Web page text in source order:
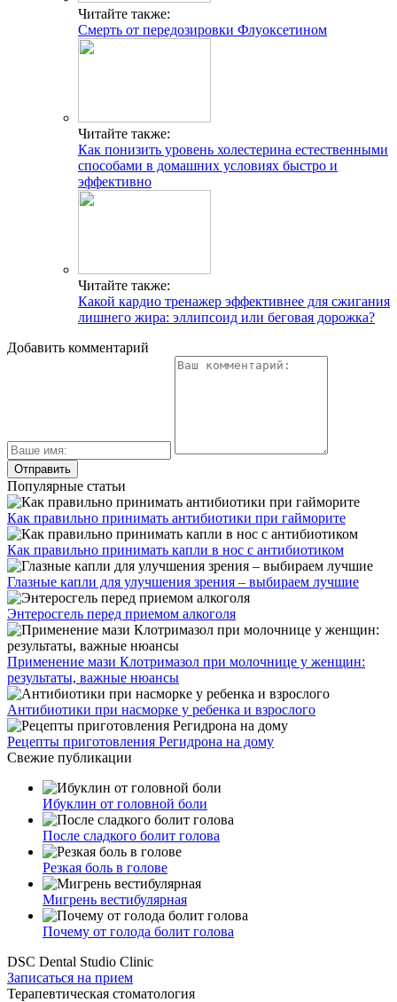
Читайте также:
Смерть от передозировки Флуоксетином
Читайте также:
Как понизить уровень холестерина естественными
способами в домашних условиях быстро и
эффективно
Читайте также:
Какой кардио тренажер эффективнее для сжигания
лишнего жира: эллипсоид или беговая дорожка?
Добавить комментарий
Популярные статьи
Как правильно принимать антибиотики при гайморите
Как правильно принимать капли в нос с антибиотиком
Глазные капли для улучшения зрения – выбираем лучшие
Энтеросгель перед приемом алкоголя
Применение мази Клотримазол при молочнице у женщин:
результаты, важные нюансы
Антибиотики при насморке у ребенка и взрослого
Рецепты приготовления Регидрона на дому
Свежие публикации
Ибуклин от головной боли
После сладкого болит голова
Резкая боль в голове
Мигрень вестибулярная
Почему от голода болит голова
DSC Dental Studio Clinic
Записаться на прием
Терапевтическая стоматология